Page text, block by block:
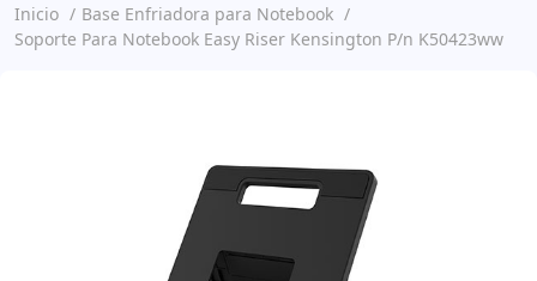
Inicio
Base Enfriadora para Notebook
Soporte Para Notebook Easy Riser Kensington P/n K50423ww